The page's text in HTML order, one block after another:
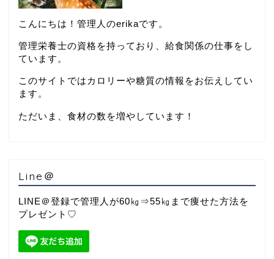
こんにちは！管理人のerikaです。
管理栄養士の資格を持っており、給食関係の仕事をし
ています。
このサイトではカロリーや糖質の情報をお伝えしてい
ます。
ただいま、食材の数を増やしています！
Line＠
LINE＠登録で管理人が60㎏⇒55㎏まで痩せた方法を
プレゼント♡